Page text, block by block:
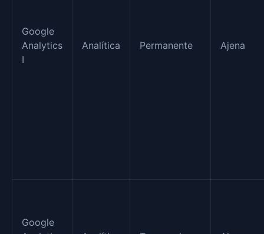
Google
Analytics
I
Analítica Permanente Ajena
Google